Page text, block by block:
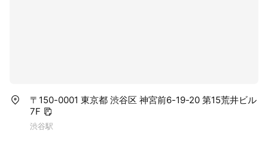
〒150-0001 東京都 渋谷区 神宮前6-19-20 第15荒井ビル
7F
渋谷駅